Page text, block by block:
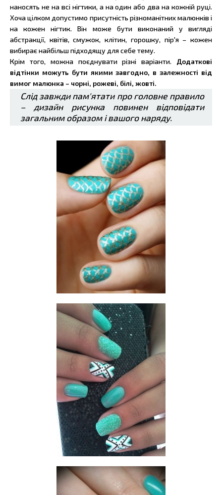
наносять не на всі нігтики, а на один або два на кожній руці.
Хоча цілком допустимо присутність різноманітних малюнків і
на кожен нігтик. Він може бути виконаний у вигляді
абстракції, квітів, смужок, клітин, горошку, пір'я – кожен
вибирає найбільш підходящу для себе тему.
Крім того, можна поєднувати різні варіанти. Додаткові
відтінки можуть бути якими завгодно, в залежності від
вимог малюнка – чорні, рожеві, білі, жовті.
Слід завжди пам'ятати про головне правило
– дизайн рисунка повинен відповідати
загальним образом і вашого наряду.